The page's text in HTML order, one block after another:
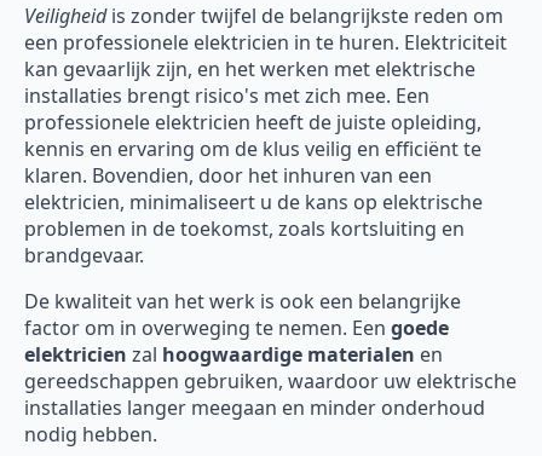
Veiligheidis zonder twijfel de belangrijkste reden om
een professionele elektricien in te huren. Elektriciteit
kan gevaarlijk zijn, en het werken met elektrische
installaties brengt risico's met zich mee. Een
professionele elektricien heeft de juiste opleiding,
kennis en ervaring om de klus veilig en efficiënt te
klaren. Bovendien, door het inhuren van een
elektricien, minimaliseert u de kans op elektrische
problemen in de toekomst, zoals kortsluiting en
brandgevaar.
De kwaliteit van het werk is ook een belangrijke
factor om in overweging te nemen. Een goede
elektricien zal hoogwaardige materialen en
gereedschappen gebruiken, waardoor uw elektrische
installaties langer meegaan en minder onderhoud
nodig hebben.